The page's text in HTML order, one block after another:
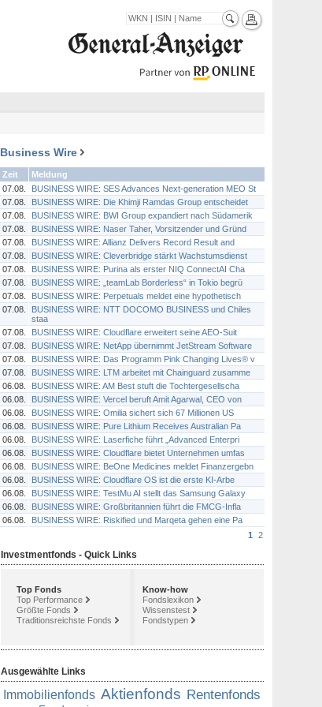
Business Wire
Zeit
Meldung
07.08.
BUSINESS WIRE: SES Advances Next-generation MEO St
07.08.
BUSINESS WIRE: Die Khimji Ramdas Group entscheidet
07.08.
BUSINESS WIRE: BWI Group expandiert nach Südamerik
07.08.
BUSINESS WIRE: Naser Taher, Vorsitzender und Gründ
07.08.
BUSINESS WIRE: Allianz Delivers Record Result and
07.08.
BUSINESS WIRE: Cleverbridge stärkt Wachstumsdienst
07.08.
BUSINESS WIRE: Purina als erster NIQ ConnectAI Cha
07.08.
BUSINESS WIRE: „teamLab Borderless“ in Tokio begrü
07.08.
BUSINESS WIRE: Perpetuals meldet eine hypothetisch
07.08.
BUSINESS WIRE: NTT DOCOMO BUSINESS und Chiles
staa
07.08.
BUSINESS WIRE: Cloudflare erweitert seine AEO-Suit
07.08.
BUSINESS WIRE: NetApp übernimmt JetStream Software
07.08.
BUSINESS WIRE: Das Programm Pink Changing Lives® v
07.08.
BUSINESS WIRE: LTM arbeitet mit Chainguard zusamme
06.08.
BUSINESS WIRE: AM Best stuft die Tochtergesellscha
06.08.
BUSINESS WIRE: Vercel beruft Amit Agarwal, CEO von
06.08.
BUSINESS WIRE: Omilia sichert sich 67 Millionen US
06.08.
BUSINESS WIRE: Pure Lithium Receives Australian Pa
06.08.
BUSINESS WIRE: Laserfiche führt „Advanced Enterpri
06.08.
BUSINESS WIRE: Cloudflare bietet Unternehmen umfas
06.08.
BUSINESS WIRE: BeOne Medicines meldet Finanzergebn
06.08.
BUSINESS WIRE: Cloudflare OS ist die erste KI-Arbe
06.08.
BUSINESS WIRE: TestMu AI stellt das Samsung Galaxy
06.08.
BUSINESS WIRE: Großbritannien führt die FMCG-Infla
06.08.
BUSINESS WIRE: Riskified und Marqeta gehen eine Pa
1
2
Investmentfonds - Quick Links
Top Fonds
Top Performance
Größte Fonds
Traditionsreichste Fonds
Know-how
Fondslexikon
Wissenstest
Fondstypen
Ausgewählte Links
Immobilienfonds Aktienfonds Rentenfonds